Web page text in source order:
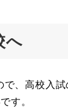
へ
、高校入
す。